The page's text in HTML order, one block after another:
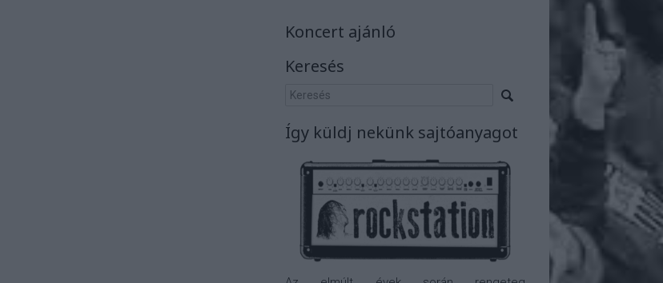
Koncert ajánló
Keresés
Így küldj nekünk sajtóanyagot